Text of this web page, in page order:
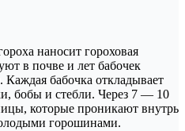
наносит гороховая
в почве и лет бабочек
Каждая бабочка откладывает
бобы и стебли. Через 7 — 10
которые проникают внутрь
горошинами.